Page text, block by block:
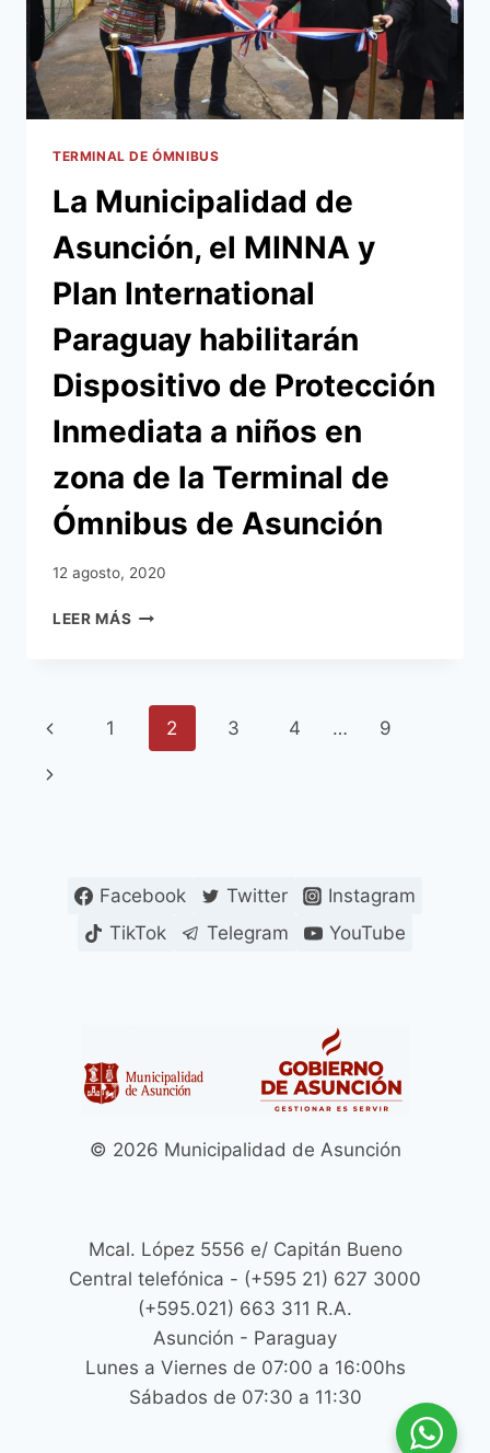
DEL
COVID
19
EN
CENTROS
ABASTECIMIENTOS
Y
TERMINAL
ÓMNIBUS
TERMINAL DE ÓMNIBUS
La Municipalidad de
Asunción, el MINNA y
Plan International
Paraguay habilitarán
Dispositivo de Protección
Inmediata a niños en
zona de la Terminal de
Ómnibus de Asunción
12 agosto, 2020
LEER MÁS LA
EL
MINNA
DE
INMEDIATA
LA
TERMINAL
ÓMNIBUS
Navegación
de
Página
anterior
1 2 3 4 … 9
Siguiente
Facebook Twitter
Instagram
TikTok
Telegram YouTube
© 2026 Municipalidad de Asunción
Mcal. López 5556 e/ Capitán Bueno
Central telefónica - (+595 21) 627 3000
(+595.021) 663 311 R.A.
Asunción - Paraguay
Lunes a Viernes de 07:00 a 16:00hs
Sábados de 07:30 a 11:30